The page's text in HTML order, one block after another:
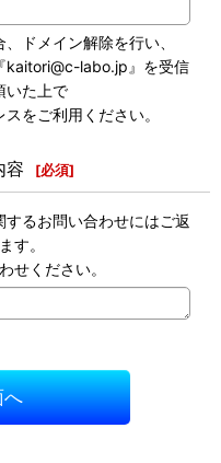
ドメイン解除を行い、
kaitori@c-labo.jp』を受信
いた上で
をご利用ください。
容 [必須]
るお問い合わせにはご返
す。
せください。